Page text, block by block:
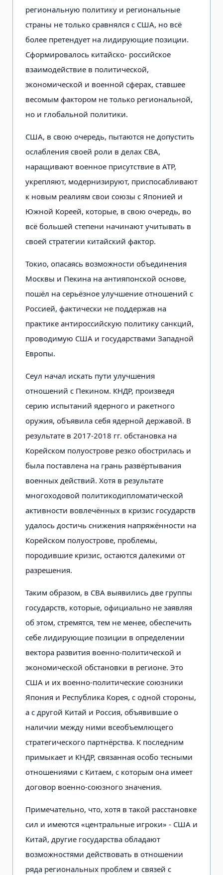
региональную политику и региональные
страны не только сравнялся с США, но всё
более претендует на лидирующие позиции.
Сформировалось китайско- российское
взаимодействие в политической,
экономической и военной сферах, ставшее
весомым фактором не только региональной,
но и глобальной политики.
США, в свою очередь, пытаются не допустить
ослабления своей роли в делах СВА,
наращивают военное присутствие в АТР,
укрепляют, модернизируют, приспосабливают
к новым реалиям свои союзы с Японией и
Южной Кореей, которые, в свою очередь, во
всё большей степени начинают учитывать в
своей стратегии китайский фактор.
Токио, опасаясь возможности объединения
Москвы и Пекина на антияпонской основе,
пошёл на серьёзное улучшение отношений с
Россией, фактически не поддержав на
практике антироссийскую политику санкций,
проводимую США и государствами Западной
Европы.
Сеул начал искать пути улучшения
отношений с Пекином. КНДР, произведя
серию испытаний ядерного и ракетного
оружия, объявила себя ядерной державой. В
результате в 2017-2018 гг. обстановка на
Корейском полуострове резко обострилась и
была поставлена на грань развёртывания
военных действий. Хотя в результате
многоходовой политикодипломатической
активности вовлечённых в кризис государств
удалось достичь снижения напряжённости на
Корейском полуострове, проблемы,
породившие кризис, остаются далекими от
разрешения.
Таким образом, в СВА выявились две группы
государств, которые, официально не заявляя
об этом, стремятся, тем не менее, обеспечить
себе лидирующие позиции в определении
вектора развития военно-политической и
экономической обстановки в регионе. Это
США и их военно-политические союзники
Япония и Республика Корея, с одной стороны,
а с другой Китай и Россия, объявившие о
наличии между ними всеобъемлющего
стратегического партнёрства. К последним
примыкает и КНДР, связанная особо тесными
отношениями с Китаем, с которым она имеет
договор военно-союзного значения.
Примечательно, что, хотя в такой расстановке
сил и имеются «центральные игроки» - США и
Китай, другие государства обладают
возможностями действовать в отношении
ряда региональных проблем и связей с